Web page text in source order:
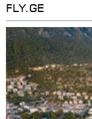
FLY.GE